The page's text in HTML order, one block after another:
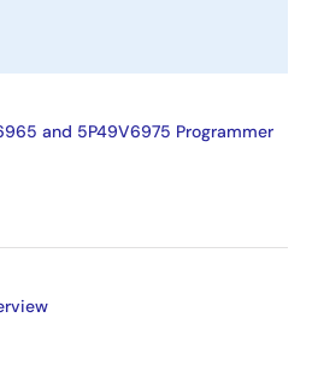
and 5P49V6975 Programmer